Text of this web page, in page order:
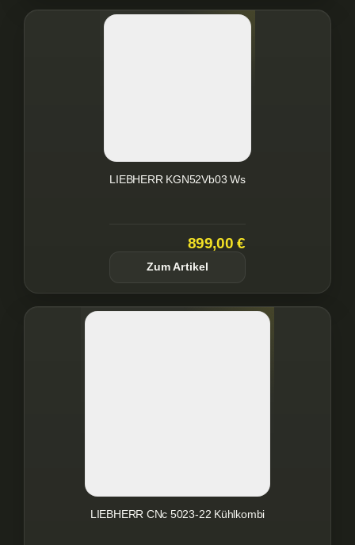
LIEBHERR KGN52Vb03 Ws
899,00 €
Zum Artikel
LIEBHERR CNc 5023-22 Kühlkombi